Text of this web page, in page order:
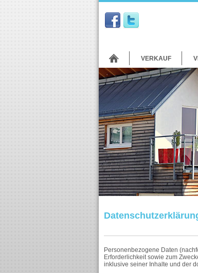
VERKAUF
Personenbezogene Daten
Erforderlichkeit sowie zum
inklusive seiner Inhalte und der